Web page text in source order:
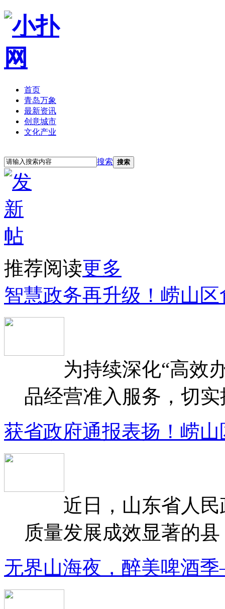
首页
青岛万象
最新资讯
创意城市
文化产业
搜索 搜索
推荐阅读更多
智慧政务再升级！崂山
为持续深化“高效办
品经营准入服务，切
获省政府通报表扬！崂
近日，山东省人民
质量发展成效显著的
无界山海夜，醉美啤酒